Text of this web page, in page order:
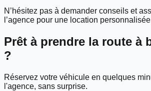
N’hésitez pas à demander conseils et
l’agence pour une location
Prêt à prendre la route à
?
Réservez votre véhicule en quelques
l'agence, sans surprise.